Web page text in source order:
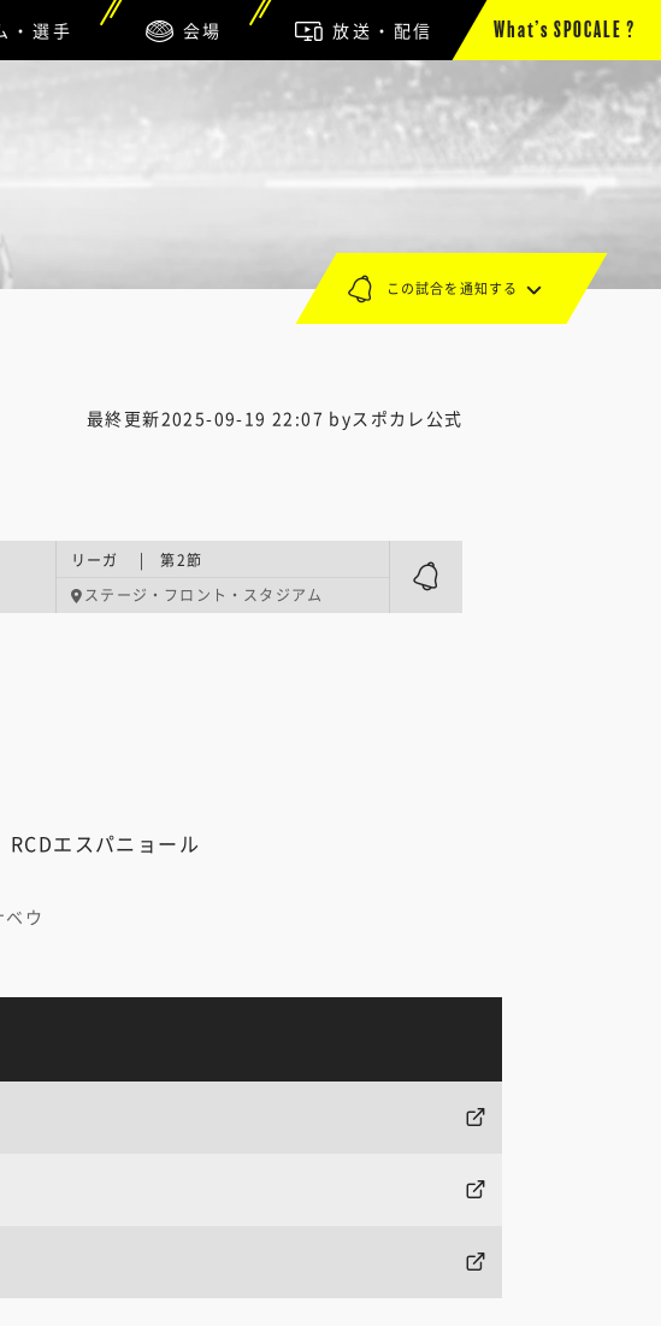
・選手 会場 放送・配信 What’s SPOCALE ?
最終更新2025-09-19 22:07 byスポカレ公式
リーガ | 第2節
ステージ・フロント・スタジアム
RCDエスパニョール
ウ
この試合を通知する